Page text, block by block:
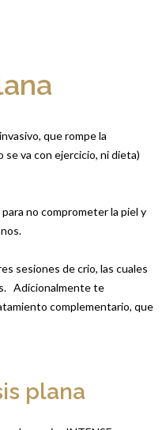
que rompe la
se va con ejercicio, ni dieta)
no comprometer la piel y
sesiones de crio, las cuales
Adicionalmente te
complementario, que
plana